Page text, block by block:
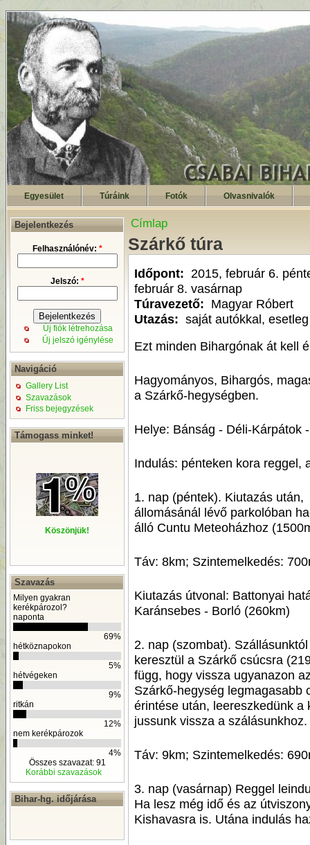
Egyesület Túráink Fotók Olvasnivalók
Bejelentkezés
Felhasználónév: *
Jelszó: *
Új fiók létrehozása
Új jelszó igénylése
Navigáció
Gallery List
Szavazások
Friss bejegyzések
Támogass minket!
Köszönjük!
Szavazás
Milyen gyakran
kerékpározol?
naponta
69%
hétköznapokon
5%
hétvégeken
9%
ritkán
12%
nem kerékpározok
4%
Összes szavazat: 91
Korábbi szavazások
Bihar-hg. időjárása
Címlap
Szárkő túra
Időpont: 2015, február 6.
február 8. vasárnap
Túravezető: Magyar Róbert
Utazás: saját autókkal,
Ezt minden Bihargónak át kell
Hagyományos, Bihargós,
a Szárkő-hegységben.
Helye: Bánság - Déli-Kárpátok
Indulás: pénteken kora reggel,
1. nap (péntek). Kiutazás
állomásánál lévő parkolóban
álló Cuntu Meteoházhoz
Táv: 8km; Szintemelkedés:
Kiutazás útvonal: Battonyai
Karánsebes - Borló (260km)
2. nap (szombat).
keresztül a Szárkő csúcsra
függ, hogy vissza ugyanazon
Szárkő-hegység legmagasabb
érintése után, leereszkedünk
jussunk vissza a szálásunkhoz.
Táv: 9km; Szintemelkedés:
3. nap (vasárnap) Reggel
Ha lesz még idő és az
Kishavasra is. Utána indulás